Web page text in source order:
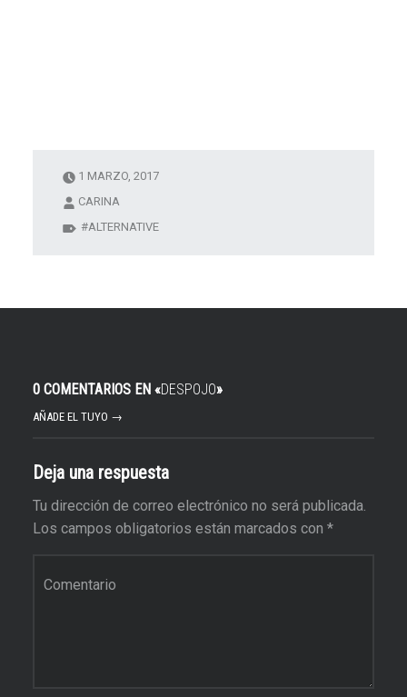
1 MARZO, 2017
CARINA
ALTERNATIVE
0 COMENTARIOS EN «DESPOJO»
AÑADE EL TUYO →
Deja una respuesta
Tu dirección de correo electrónico no será publicada.
Los campos obligatorios están marcados con *